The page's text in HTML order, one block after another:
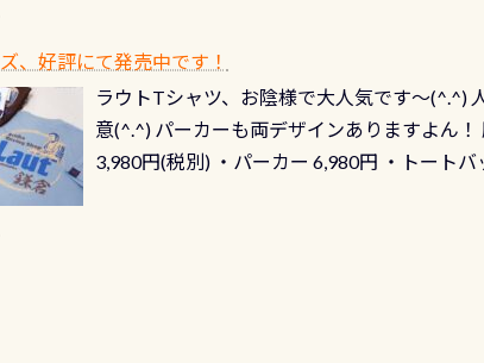
、好評にて発売中です！
ラウトTシャツ、お陰様で大人気です～(^.^)
意(^.^) パーカーも両デザインありますよん
3,980円(税別) ・パーカー 6,980円 ・トート